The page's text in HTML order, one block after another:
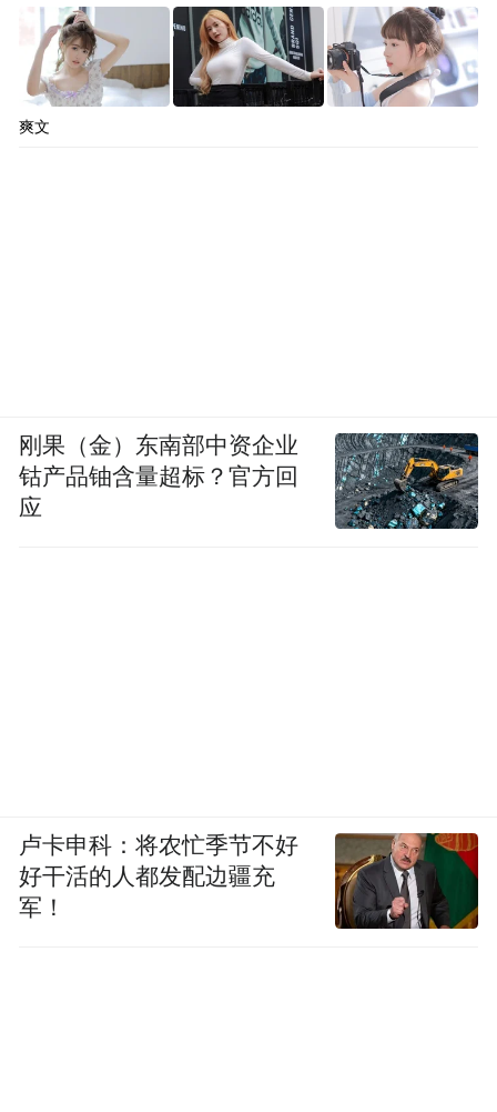
爽文
刚果（金）东南部中资企业
钴产品铀含量超标？官方回
应
卢卡申科：将农忙季节不好
好干活的人都发配边疆充
军！